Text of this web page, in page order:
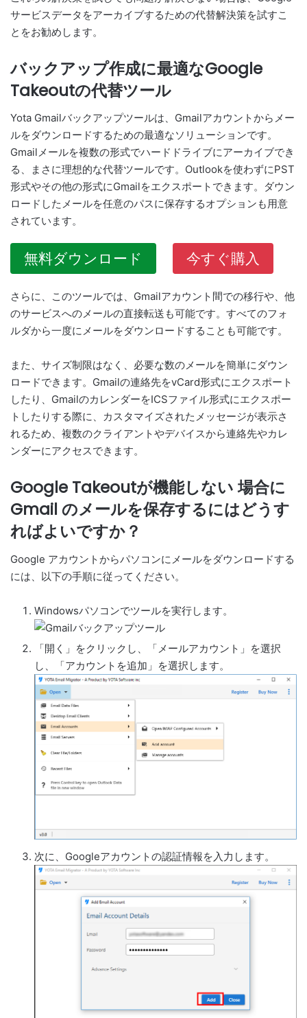
サービスデータをアーカイブするための代替解決策を試すこ
とをお勧めします。
バックアップ作成に最適なGoogle
Takeoutの代替ツール
Yota Gmailバックアップツールは、Gmailアカウントからメー
ルをダウンロードするための最適なソリューションです。
Gmailメールを複数の形式でハードドライブにアーカイブでき
る、まさに理想的な代替ツールです。Outlookを使わずにPST
形式やその他の形式にGmailをエクスポートできます。ダウン
ロードしたメールを任意のパスに保存するオプションも用意
されています。
無料ダウンロード 今すぐ購入
さらに、このツールでは、Gmailアカウント間での移行や、他
のサービスへのメールの直接転送も可能です。すべてのフォ
ルダから一度にメールをダウンロードすることも可能です。
また、サイズ制限はなく、必要な数のメールを簡単にダウン
ロードできます。Gmailの連絡先をvCard形式にエクスポート
したり、GmailのカレンダーをICSファイル形式にエクスポー
トしたりする際に、カスタマイズされたメッセージが表示さ
れるため、複数のクライアントやデバイスから連絡先やカレ
ンダーにアクセスできます。
Google Takeoutが機能しない 場合に
Gmail のメールを保存するにはどうす
ればよいですか？
Google アカウントからパソコンにメールをダウンロードする
には、以下の手順に従ってください。
Windowsパソコンでツールを実行します。
「開く」をクリックし、「メールアカウント」を選択
し、「アカウントを追加」を選択します。
次に、Googleアカウントの認証情報を入力します。